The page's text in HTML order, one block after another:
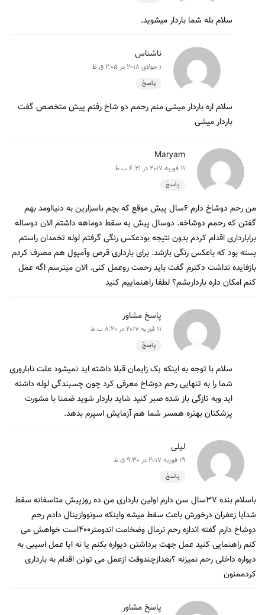
سلام بله شما باردار میشوید.
ناشناس
1 جولای 2018 در 2:05 ق.ظ
پاسخ
سلام اره باردار میشی منم رحمم دو شاخ رفتم پیش متخصص گفت
باردار میشی
Maryam
11 فوریه 2017 در 4:21 ب.ظ
پاسخ
من رحم دوشاخ دارم ۶سال پیش موقع که بچم باسزارین به دنیااومد بهم
گفتن که رحمم دوشاخه. دوسال پیش یه سقط دوماهه داشتم الان دوساله
برابارداری اقدام کردم بدون نتیجه بودعکس رنگی گرفتم لوله تخمدان راستم
بسته بود که باعکس رنگی بازشد. برای بارداری قرص وآمپول هم مصرف کردم
بازفایده نداشت دکترم گفت باید رحمت روعمل کنی. الان میترسم اگه عمل
کنم امکان داره بارداربشم؟ لطفا راهنماییم کنید
پاسخ مشاور
11 فوریه 2017 در 8:20 ب.ظ
پاسخ
سلام با توجه به اینکه یک زایمان قبلا داشته اید نمیشود علت ناباروری
شما را به تنهایی رحم دوشاخ معرفی کرد چون چسبندگی لوله داشته
اید وبه تازگی باز شده صبر کنید شاید باردار شوید ضمنا با مشورت
پزشکتان بهتره همسر شما هم آزمایش اسپرم بدهد.
لیلی
19 فوریه 2017 در 9:30 ق.ظ
پاسخ
باسلام بنده ۳۷سال سن دارم اولین بارداری من ده روزپیش متاسفانه سقط
شدایا زعفران درخورش باعث سقط میشه واینکه سونووازینال دادم رحم
دوشاخ دارم گفته اندازه رحم نرمال وضخامت اندومتر۴۰۰است خواهش می
کنم راهنمایی کنید عمل جهت برداشتن دیواره بکنم یا نه ایا عمل اسیبی به
دیواره داخلی رحم نمیزنه ؟بعدازچندوقت ازعمل می توتن اقدام به بارداری
کردممنون
پاسخ مشاور